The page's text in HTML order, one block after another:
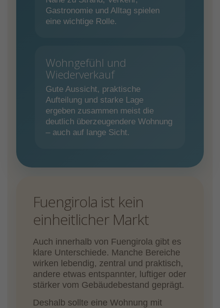
Gastronomie und Alltag spielen
eine wichtige Rolle.
Wohngefühl und
Wiederverkauf
Gute Aussicht, praktische
Aufteilung und starke Lage
ergeben zusammen meist die
deutlich überzeugendere Wohnung
– auch auf lange Sicht.
Fuengirola ist kein
einheitlicher Markt
Auch innerhalb von Fuengirola gibt es
klare Unterschiede. Manche Bereiche
wirken lebendig, zentral und praktisch,
andere etwas entspannter, luftiger oder
stärker vom Gebäudebestand geprägt.
Deshalb sollte eine Wohnung mit